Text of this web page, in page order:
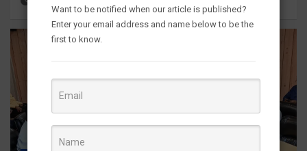
Want to be notified when our article is published?
Enter your email address and name below to be the
first to know.